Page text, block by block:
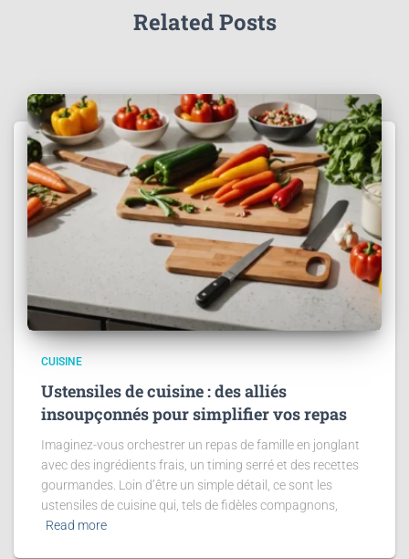
Related Posts
CUISINE
Ustensiles de cuisine : des alliés
insoupçonnés pour simplifier vos repas
Imaginez-vous orchestrer un repas de famille en jonglant
avec des ingrédients frais, un timing serré et des recettes
gourmandes. Loin d’être un simple détail, ce sont les
ustensiles de cuisine qui, tels de fidèles compagnons,
Read more